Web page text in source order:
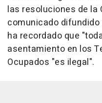
las resoluciones de la
comunicado
ha recordado que
asentamiento en los
Ocupados "es ilegal".